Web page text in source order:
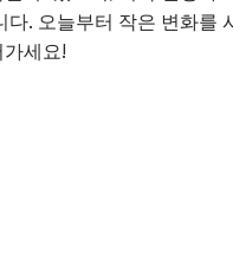
다. 오늘부터 작은 변화를
세요!